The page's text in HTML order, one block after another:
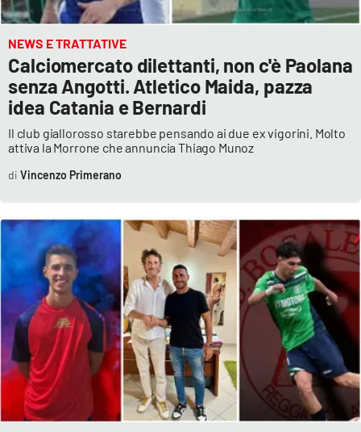
NEWS E TRATTATIVE
Calciomercato dilettanti, non c'è Paolana
senza Angotti. Atletico Maida, pazza
idea Catania e Bernardi
Il club giallorosso starebbe pensando ai due ex vigorini. Molto
attiva la Morrone che annuncia Thiago Munoz
Vincenzo Primerano